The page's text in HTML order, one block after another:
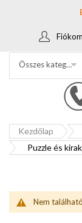
Fiókom
Összes kategória
Kezdőlap
Puzzle és
Nem